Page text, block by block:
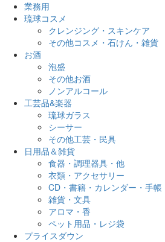
業務用
琉球コスメ
クレンジング・スキンケア
その他コスメ・石けん・雑貨
お酒
泡盛
その他お酒
ノンアルコール
工芸品&楽器
琉球ガラス
シーサー
その他工芸・民具
日用品＆雑貨
食器・調理器具・他
衣類・アクセサリー
CD・書籍・カレンダー・手帳
雑貨・文具
アロマ・香
ペット用品・レジ袋
プライスダウン